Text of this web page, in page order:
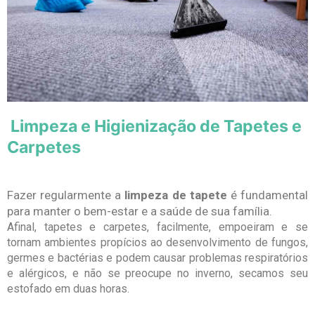
Limpeza e Higienização de Tapetes e
Carpetes
Fazer regularmente a limpeza de tapete é fundamental
para manter o bem-estar e a saúde de sua família.
Afinal, tapetes e carpetes, facilmente, empoeiram e se
tornam ambientes propícios ao desenvolvimento de fungos,
germes e bactérias e podem causar problemas respiratórios
e alérgicos, e não se preocupe no inverno, secamos seu
estofado em duas horas.